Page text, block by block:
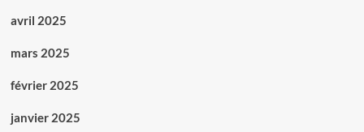
avril 2025
mars 2025
février 2025
janvier 2025